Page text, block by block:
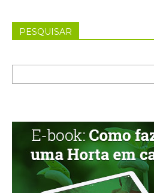
PESQUISAR